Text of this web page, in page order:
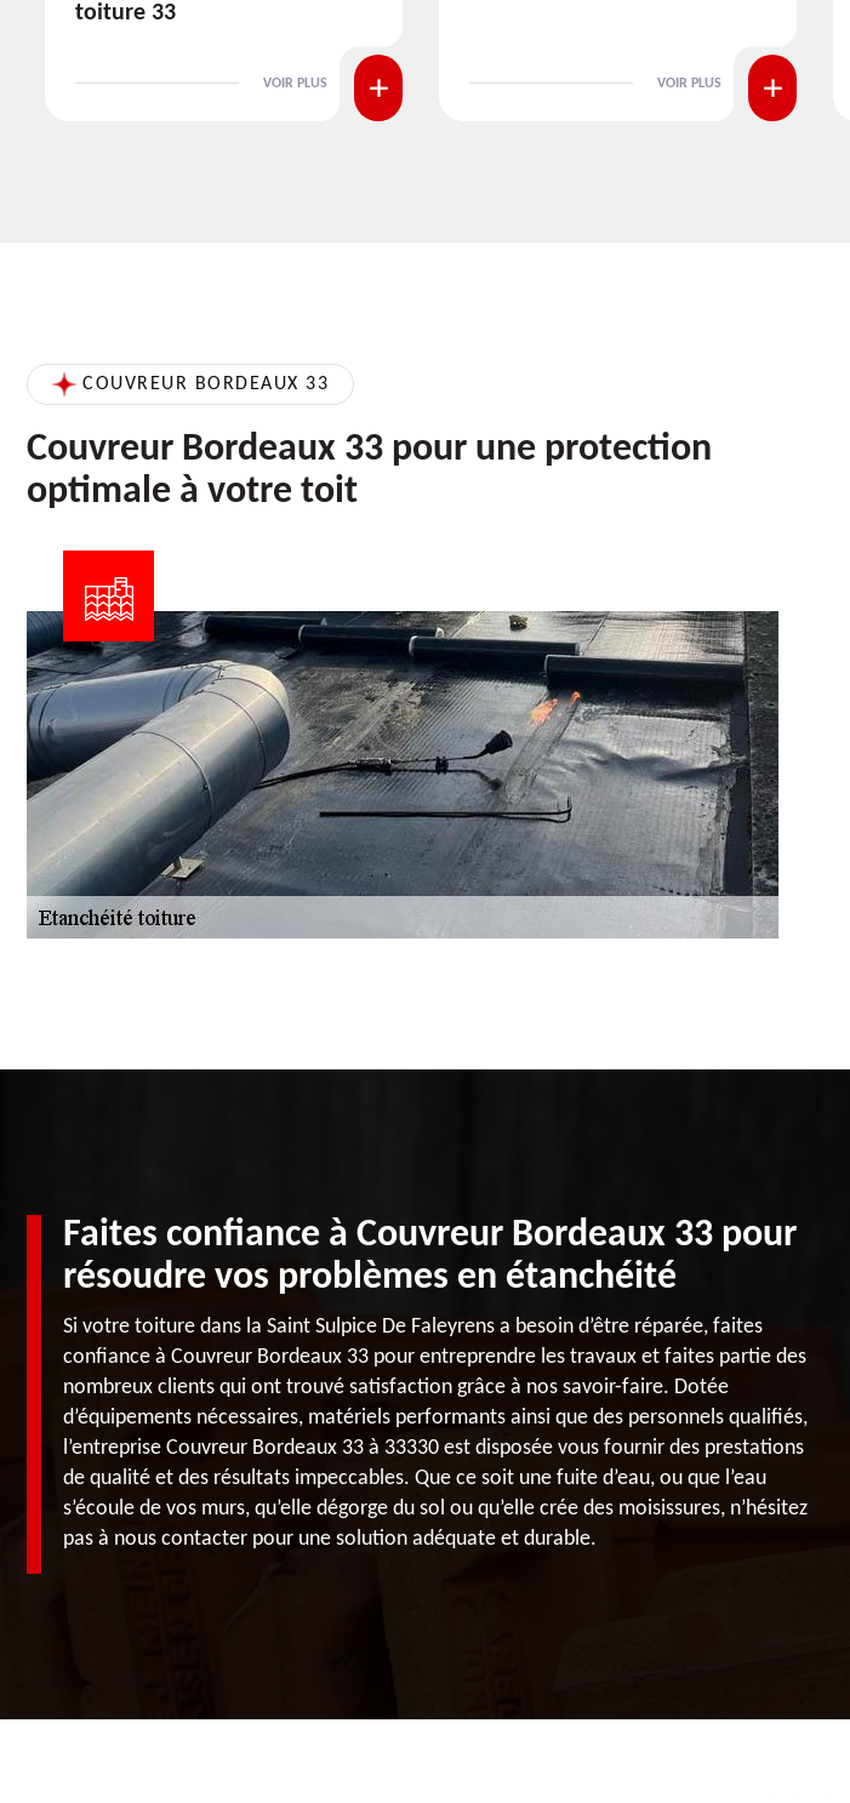
VOIR PLUS VOIR PLUS
COUVREUR BORDEAUX 33
Couvreur Bordeaux 33 pour une protection
optimale à votre toit
Faites confiance à Couvreur Bordeaux 33 pour
résoudre vos problèmes en étanchéité
Si votre toiture dans la Saint Sulpice De Faleyrens a besoin d’être réparée, faites
confiance à Couvreur Bordeaux 33 pour entreprendre les travaux et faites partie des
nombreux clients qui ont trouvé satisfaction grâce à nos savoir-faire. Dotée
d’équipements nécessaires, matériels performants ainsi que des personnels qualifiés,
l’entreprise Couvreur Bordeaux 33 à 33330 est disposée vous fournir des prestations
de qualité et des résultats impeccables. Que ce soit une fuite d’eau, ou que l’eau
s’écoule de vos murs, qu’elle dégorge du sol ou qu’elle crée des moisissures, n’hésitez
pas à nous contacter pour une solution adéquate et durable.